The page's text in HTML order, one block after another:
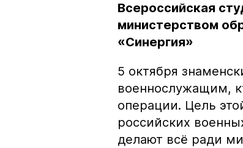
Всероссийская
министерством
«Синергия»
5 октября
военнослужащим,
операции. Цель
российских
делают всё ради